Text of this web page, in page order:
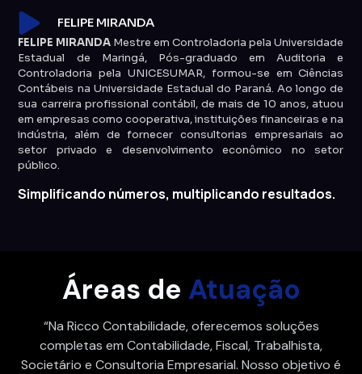
FELIPE MIRANDA
FELIPE MIRANDA Mestre em Controladoria pela Universidade
Estadual de Maringá, Pós-graduado em Auditoria e
Controladoria pela UNICESUMAR, formou-se em Ciências
Contábeis na Universidade Estadual do Paraná. Ao longo de
sua carreira profissional contábil, de mais de 10 anos, atuou
em empresas como cooperativa, instituições financeiras e na
indústria, além de fornecer consultorias empresariais ao
setor privado e desenvolvimento econômico no setor
público.
Simplificando números, multiplicando resultados.
Áreas de Atuação
“Na Ricco Contabilidade, oferecemos soluções
completas em Contabilidade, Fiscal, Trabalhista,
Societário e Consultoria Empresarial. Nosso objetivo é